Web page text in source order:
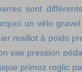
sont
un vélo gravel
maillot à poids
vae pression
primoz roglic